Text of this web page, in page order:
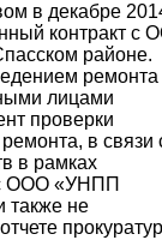
в декабре
контракт с
районе.
ремонта
лицами
проверки
в связи
в рамках
с ООО «УНПП
также не